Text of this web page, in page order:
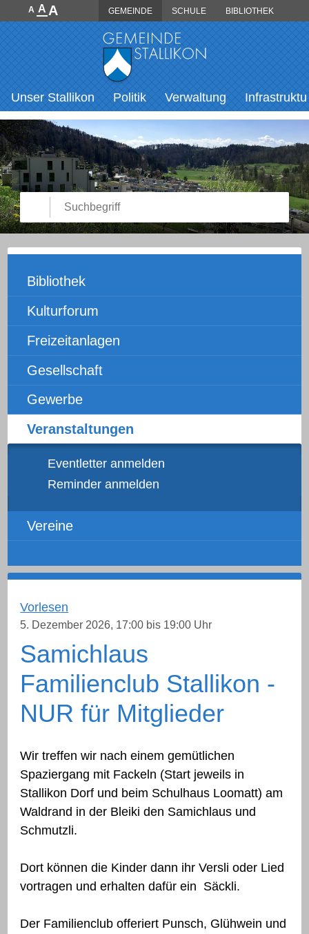
Direkt zum Inhalt springen
A A A GEMEINDE SCHULE BIBLIOTHEK
Hauptnavigation
Unser Stallikon Politik Verwaltung
Suchbegriff
Suche starten
Unternavigation
Bibliothek
Kulturforum
Freizeitanlagen
Gesellschaft
Gewerbe
Veranstaltungen
Eventletter anmelden
Reminder anmelden
Vereine
Vorlesen
Samichlaus
Familienclub Stallikon -
NUR für Mitglieder
5. Dezember 2026, 17:00 bis 19:00 Uhr
Wir treffen wir nach einem gemütlichen
Spaziergang mit Fackeln (Start jeweils in
Stallikon Dorf und beim Schulhaus Loomatt) am
Waldrand in der Bleiki den Samichlaus und
Schmutzli.
​Dort können die Kinder dann ihr Versli oder Lied
vortragen und erhalten dafür ein Säckli.
​Der Familienclub offeriert Punsch, Glühwein und